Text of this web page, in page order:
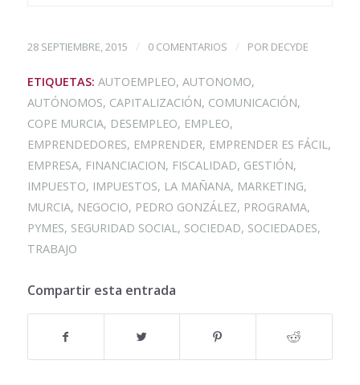
28 SEPTIEMBRE, 2015 / 0 COMENTARIOS / POR DECYDE
ETIQUETAS: AUTOEMPLEO, AUTONOMO,
AUTÓNOMOS, CAPITALIZACIÓN, COMUNICACIÓN,
COPE MURCIA, DESEMPLEO, EMPLEO,
EMPRENDEDORES, EMPRENDER, EMPRENDER ES FÁCIL,
EMPRESA, FINANCIACION, FISCALIDAD, GESTIÓN,
IMPUESTO, IMPUESTOS, LA MAÑANA, MARKETING,
MURCIA, NEGOCIO, PEDRO GONZÁLEZ, PROGRAMA,
PYMES, SEGURIDAD SOCIAL, SOCIEDAD, SOCIEDADES,
TRABAJO
Compartir esta entrada